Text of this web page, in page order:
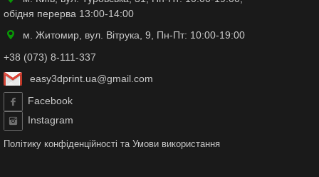
обідня перерва 13:00-14:00
м. Житомир, вул. Вітрука, 9, Пн-Пт: 10:00-19:00
+38 (073) 8-111-337
easy3dprint.ua@gmail.com
Facebook
Instagram
Політику конфіденційності та Умови використання